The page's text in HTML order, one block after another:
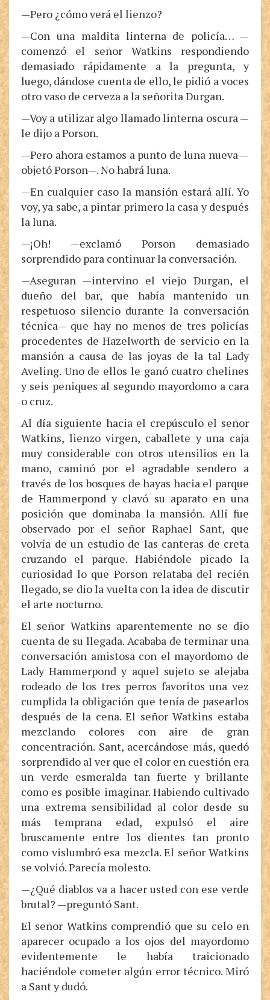
—Pero ¿cómo verá el lienzo?
—Con una maldita linterna de policía… —
comenzó el señor Watkins respondiendo
demasiado rápidamente a la pregunta, y
luego, dándose cuenta de ello, le pidió a voces
otro vaso de cerveza a la señorita Durgan.
—Voy a utilizar algo llamado linterna oscura —
le dijo a Porson.
—Pero ahora estamos a punto de luna nueva —
objetó Porson—. No habrá luna.
—En cualquier caso la mansión estará allí. Yo
voy, ya sabe, a pintar primero la casa y después
la luna.
—¡Oh! —exclamó Porson demasiado
sorprendido para continuar la conversación.
—Aseguran —intervino el viejo Durgan, el
dueño del bar, que había mantenido un
respetuoso silencio durante la conversación
técnica— que hay no menos de tres policías
procedentes de Hazelworth de servicio en la
mansión a causa de las joyas de la tal Lady
Aveling. Uno de ellos le ganó cuatro chelines
y seis peniques al segundo mayordomo a cara
o cruz.
Al día siguiente hacia el crepúsculo el señor
Watkins, lienzo virgen, caballete y una caja
muy considerable con otros utensilios en la
mano, caminó por el agradable sendero a
través de los bosques de hayas hacia el parque
de Hammerpond y clavó su aparato en una
posición que dominaba la mansión. Allí fue
observado por el señor Raphael Sant, que
volvía de un estudio de las canteras de creta
cruzando el parque. Habiéndole picado la
curiosidad lo que Porson relataba del recién
llegado, se dio la vuelta con la idea de discutir
el arte nocturno.
El señor Watkins aparentemente no se dio
cuenta de su llegada. Acababa de terminar una
conversación amistosa con el mayordomo de
Lady Hammerpond y aquel sujeto se alejaba
rodeado de los tres perros favoritos una vez
cumplida la obligación que tenía de pasearlos
después de la cena. El señor Watkins estaba
mezclando colores con aire de gran
concentración. Sant, acercándose más, quedó
sorprendido al ver que el color en cuestión era
un verde esmeralda tan fuerte y brillante
como es posible imaginar. Habiendo cultivado
una extrema sensibilidad al color desde su
más temprana edad, expulsó el aire
bruscamente entre los dientes tan pronto
como vislumbró esa mezcla. El señor Watkins
se volvió. Parecía molesto.
—¿Qué diablos va a hacer usted con ese verde
brutal? —preguntó Sant.
El señor Watkins comprendió que su celo en
aparecer ocupado a los ojos del mayordomo
evidentemente le había traicionado
haciéndole cometer algún error técnico. Miró
a Sant y dudó.